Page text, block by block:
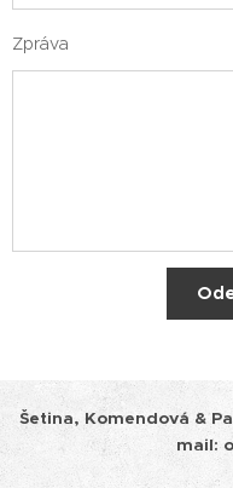
Zpráva
Šetina, Komendová &
mail: